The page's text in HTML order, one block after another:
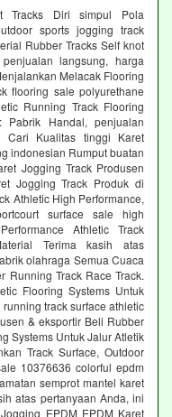
Tracks Diri simpul Pola
sports jogging track
Rubber Tracks Self knot
langsung, harga
Melacak Flooring
flooring sale polyurethane
Running Track Flooring
Pabrik Handal, penjualan
Cari Kualitas tinggi Karet
indonesian Rumput buatan
Jogging Track Produsen
Jogging Track Produk di
Athletic High Performance,
surface sale high
Athletic Track
Terima kasih atas
olahraga Semua Cuaca
Running Track Race Track.
Flooring Systems Untuk
track surface athletic
& eksportir Beli Rubber
Systems Untuk Jalur Atletik
Track Surface, Outdoor
10376636 colorful epdm
semprot mantel karet
atas pertanyaan Anda, ini
EPDM EPDM Karet